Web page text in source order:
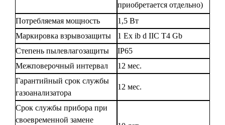
приобретается отдельно)
Потребляемая мощность
1,5 Вт
Маркировка взрывозащиты
1 Ex ib d IIC T4 Gb
Степень пылевлагозащиты
IP65
Межповерочный интервал
12 мес.
Гарантийный срок службы
газоанализатора
12 мес.
Срок службы прибора при
своевременной замене